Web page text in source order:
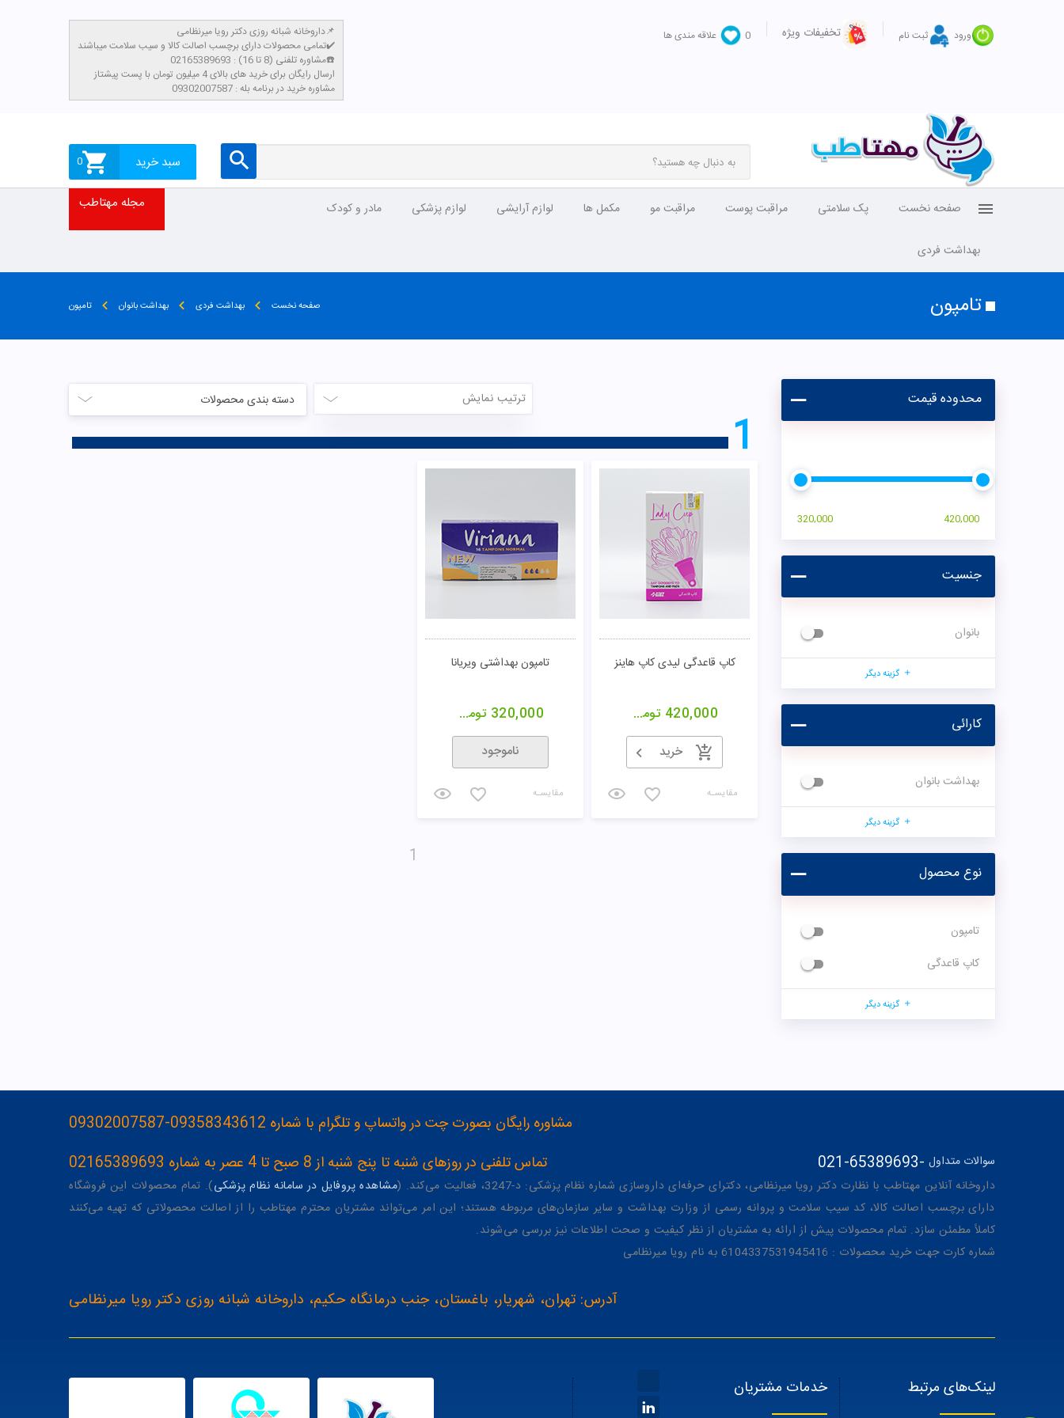
ورود ثبت نام تخفیفات ویژه 0 علاقه مندی ها
داروخانه شبانه روزی دکتر رویا میرنظامی📌
تمامی محصولات دارای برچسب اصالت کالا و سیب سلامت میباشند✔️
مشاوره تلفنی (8 تا 16) : 02165389693☎️
​ارسال رایگان برای خرید های بالای 4 میلیون تومان با پست پیشتاز
مشاوره خرید در برنامه بله : 09302007587
سبد خرید 0
صفحه نخست پک سلامتی مراقبت پوست مراقبت مو مکمل ها لوازم آرایشی لوازم پزشکی مادر و کودک
بهداشت فردی
مجله مهتاطب
تامپون صفحه نخست بهداشت فردی بهداشت بانوان تامپون
محدوده قیمت
320,000 420,000
جنسیت
بانوان
گزینه دیگر
کارائی
بهداشت بانوان
گزینه دیگر
نوع محصول
تامپون
کاپ قاعدگی
گزینه دیگر
دسته بندی محصولات ترتیب نمایش
1
کاپ قاعدگی لیدی کاپ هاینز
420,000 تومان
خرید
مقایسـه
تامپون بهداشتی ویریانا
320,000 تومان
ناموجود
مقایسـه
1
مشاوره رایگان بصورت چت در واتساپ و تلگرام با شماره 09358343612-09302007587
تماس تلفنی در روزهای شنبه تا پنج شنبه از 8 صبح تا 4 عصر به شماره 02165389693
021-65389693 سوالات متداول -
داروخانه آنلاین مهتاطب با نظارت دکتر رویا میرنظامی، دکترای حرفه‌ای داروسازی شماره نظام پزشکی: د-3247، فعالیت می‌کند. ( مشاهده پروفایل در سامانه نظام پزشکی). تمام محصولات این فروشگاه
دارای برچسب اصالت کالا، کد سیب سلامت و پروانه رسمی از وزارت بهداشت و سایر سازمان‌های مربوطه هستند؛ این امر می‌تواند مشتریان محترم مهتاطب را از اصالت محصولاتی که تهیه می‌کنند
کاملاً مطمئن سازد. تمام محصولات پیش از ارائه به مشتریان از نظر کیفیت و صحت اطلاعات نیز بررسی می‌شوند.
شماره کارت جهت خرید محصولات : 6104337531945416 به نام رویا میرنظامی
آدرس: تهران، شهریار، باغستان، جنب درمانگاه حکیم، داروخانه شبانه روزی دکتر رویا میرنظامی
لینک‌های مرتبط خدمات مشتریان